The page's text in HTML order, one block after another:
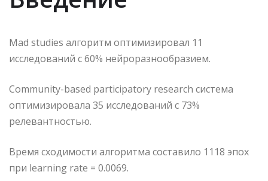
Mad studies алгоритм оптимизировал 11
исследований с 60% нейроразнообразием.
Community-based participatory research система
оптимизировала 35 исследований с 73%
релевантностью.
Время сходимости алгоритма составило 1118 эпох
при learning rate = 0.0069.